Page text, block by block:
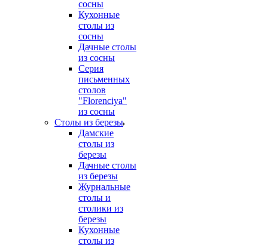
сосны
Кухонные
столы из
сосны
Дачные столы
из сосны
Серия
письменных
столов
"Florenciya"
из сосны
Столы из березы
Дамские
столы из
березы
Дачные столы
из березы
Журнальные
столы и
столики из
березы
Кухонные
столы из